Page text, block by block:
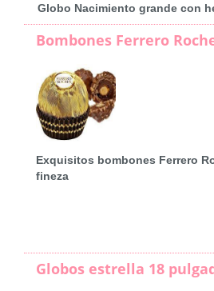
Globo Nacimiento grande con
Bombones Ferrero
Exquisitos bombones Ferrero
fineza
Globos estrella 18